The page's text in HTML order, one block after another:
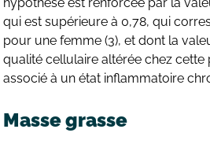
qui est supérieure à 0,78, qui
pour une femme (3), et dont la
qualité cellulaire altérée chez cette
associé à un état inflammatoire
Masse grasse